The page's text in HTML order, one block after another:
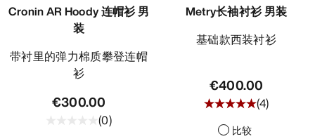
Cronin AR Hoody 连帽衫 男
装
带衬里的弹力棉质攀登连帽
衫
€300.00
(0)
Metry长袖衬衫 男装
基础款西装衬衫
€400.00
(4)
比较